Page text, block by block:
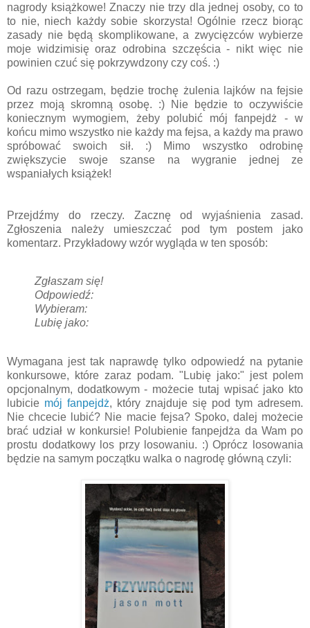
nagrody książkowe! Znaczy nie trzy dla jednej osoby, co to
to nie, niech każdy sobie skorzysta! Ogólnie rzecz biorąc
zasady nie będą skomplikowane, a zwycięzców wybierze
moje widzimisię oraz odrobina szczęścia - nikt więc nie
powinien czuć się pokrzywdzony czy coś. :)
Od razu ostrzegam, będzie trochę żulenia lajków na fejsie
przez moją skromną osobę. :) Nie będzie to oczywiście
koniecznym wymogiem, żeby polubić mój fanpejdż - w
końcu mimo wszystko nie każdy ma fejsa, a każdy ma prawo
spróbować swoich sił. :) Mimo wszystko odrobinę
zwiększycie swoje szanse na wygranie jednej ze
wspaniałych książek!
Przejdźmy do rzeczy. Zacznę od wyjaśnienia zasad.
Zgłoszenia należy umieszczać pod tym postem jako
komentarz. Przykładowy wzór wygląda w ten sposób:
Zgłaszam się!
Odpowiedź:
Wybieram:
Lubię jako:
Wymagana jest tak naprawdę tylko odpowiedź na pytanie
konkursowe, które zaraz podam. "Lubię jako:" jest polem
opcjonalnym, dodatkowym - możecie tutaj wpisać jako kto
lubicie mój fanpejdż, który znajduje się pod tym adresem.
Nie chcecie lubić? Nie macie fejsa? Spoko, dalej możecie
brać udział w konkursie! Polubienie fanpejdża da Wam po
prostu dodatkowy los przy losowaniu. :) Oprócz losowania
będzie na samym początku walka o nagrodę główną czyli: